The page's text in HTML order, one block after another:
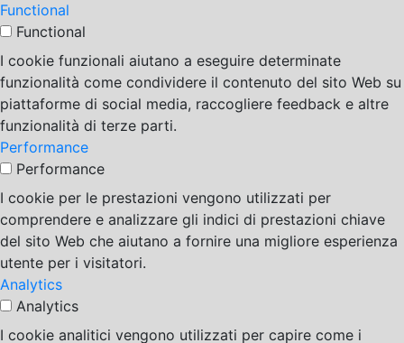
Functional
Functional
I cookie funzionali aiutano a eseguire determinate
funzionalità come condividere il contenuto del sito Web su
piattaforme di social media, raccogliere feedback e altre
funzionalità di terze parti.
Performance
Performance
I cookie per le prestazioni vengono utilizzati per
comprendere e analizzare gli indici di prestazioni chiave
del sito Web che aiutano a fornire una migliore esperienza
utente per i visitatori.
Analytics
Analytics
I cookie analitici vengono utilizzati per capire come i